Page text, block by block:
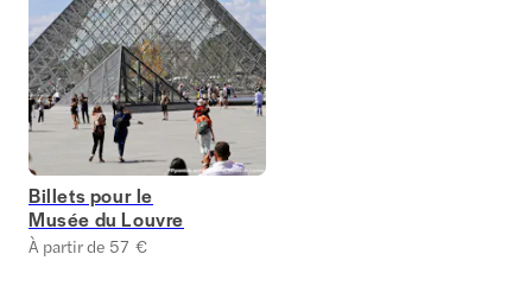
Billets pour le
Musée du Louvre
À partir de 57 €